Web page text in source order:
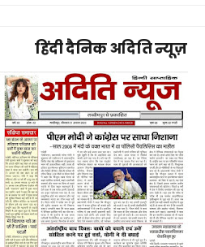
हिंदी दैनिक अदिति न्यूज़